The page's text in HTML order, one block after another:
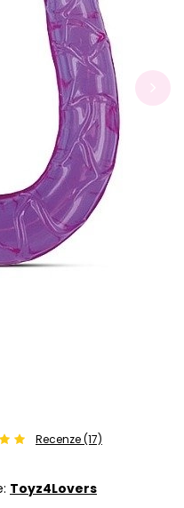
Recenze (17)
Toyz4Lovers